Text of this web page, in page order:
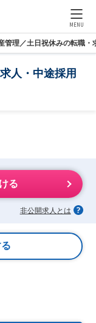
MENU
管理／土日祝休みの転職・
人・中途採用
る
非公開求人とは